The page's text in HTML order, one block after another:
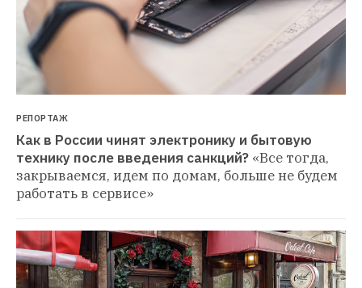
РЕПОРТАЖ
Как в России чинят электронику и бытовую
технику после введения санкций? «Все тогда,
закрываемся, идем по домам, больше не будем
работать в сервисе»